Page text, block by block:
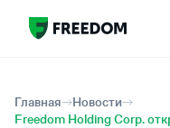
Главная
Новости
Freedom Holding Corp.